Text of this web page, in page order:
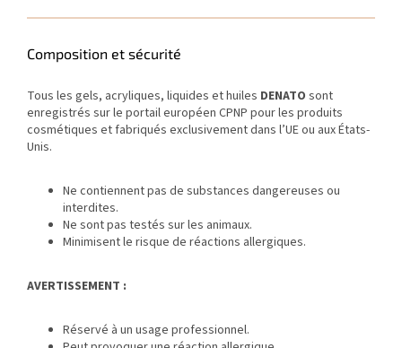
Composition et sécurité
Tous les gels, acryliques, liquides et huiles DENATO sont
enregistrés sur le portail européen CPNP pour les produits
cosmétiques et fabriqués exclusivement dans l’UE ou aux États-
Unis.
Ne contiennent pas de substances dangereuses ou
interdites.
Ne sont pas testés sur les animaux.
Minimisent le risque de réactions allergiques.
AVERTISSEMENT :
Réservé à un usage professionnel.